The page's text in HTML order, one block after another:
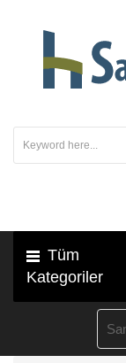
Tüm
Kategoriler